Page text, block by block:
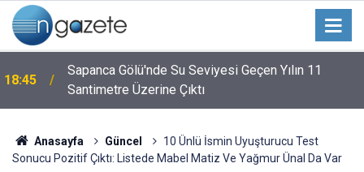
18:45
Sapanca Gölü'nde Su Seviyesi Geçen Yılın 11
Santimetre Üzerine Çıktı
Anasayfa Güncel
10 Ünlü İsmin Uyuşturucu Test
Sonucu Pozitif Çıktı: Listede Mabel Matiz Ve Yağmur Ünal Da Var